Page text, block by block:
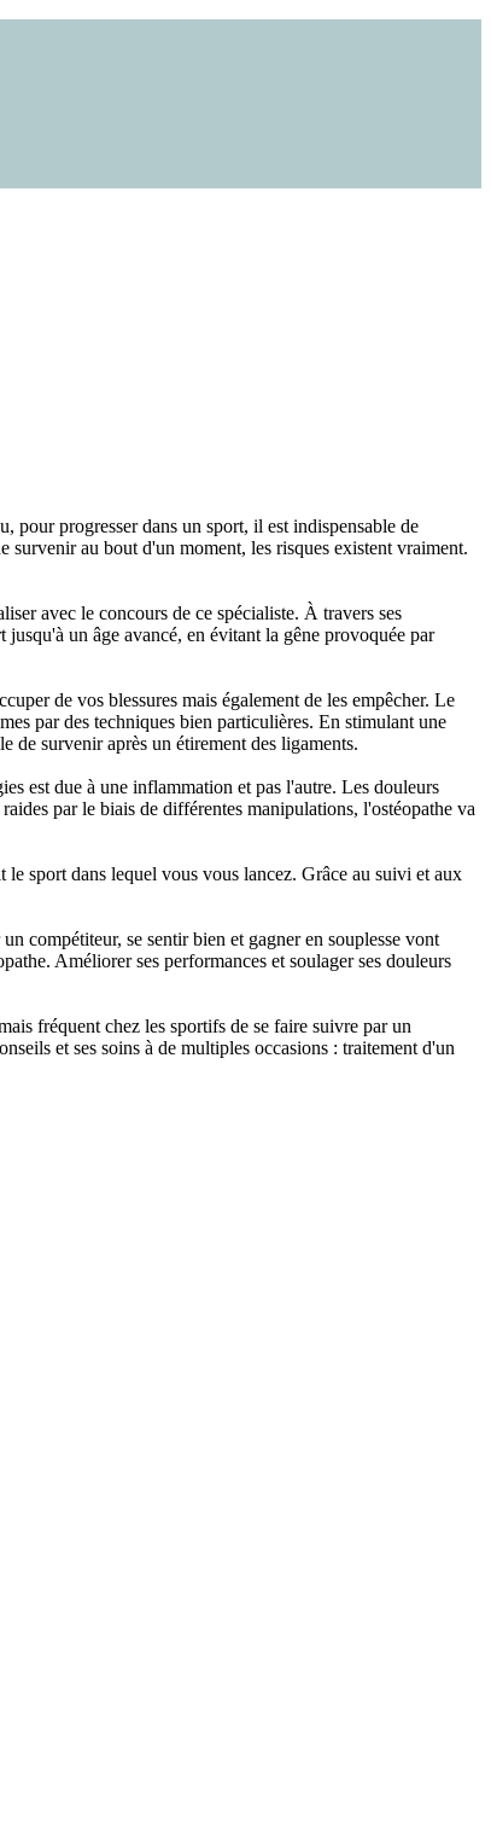
pour progresser dans un sport, il est indispensable de
survenir au bout d'un moment, les risques existent vraiment.
avec le concours de ce spécialiste. À travers ses
un âge avancé, en évitant la gêne provoquée par
de vos blessures mais également de les empêcher. Le
par des techniques bien particulières. En stimulant une
de survenir après un étirement des ligaments.
est due à une inflammation et pas l'autre. Les douleurs
par le biais de différentes manipulations, l'ostéopathe va
sport dans lequel vous vous lancez. Grâce au suivi et aux
compétiteur, se sentir bien et gagner en souplesse vont
Améliorer ses performances et soulager ses douleurs
fréquent chez les sportifs de se faire suivre par un
et ses soins à de multiples occasions : traitement d'un